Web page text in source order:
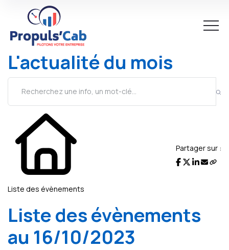
L'actualité du mois
Liste des évènements
Partager sur :
Liste des évènements
au 16/10/2023